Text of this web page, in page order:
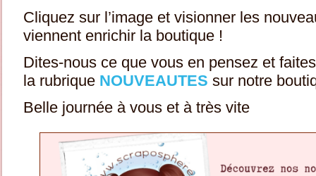
Cliquez sur l’image et visionner les
viennent enrichir la boutique !
Dites-nous ce que vous en pensez et
la rubrique NOUVEAUTES sur notre
Belle journée à vous et à très vite